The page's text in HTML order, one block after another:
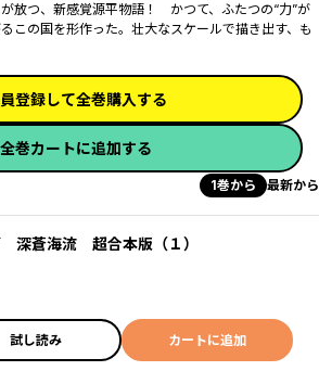
放つ、新感覚源平物語！ かつて、ふたつの“力”が
この国を形作った。壮大なスケールで描き出す、も
登録して全巻購入する
全巻カートに追加する
1巻から 最新から
深蒼海流 超合本版（１）
試し読み カートに追加